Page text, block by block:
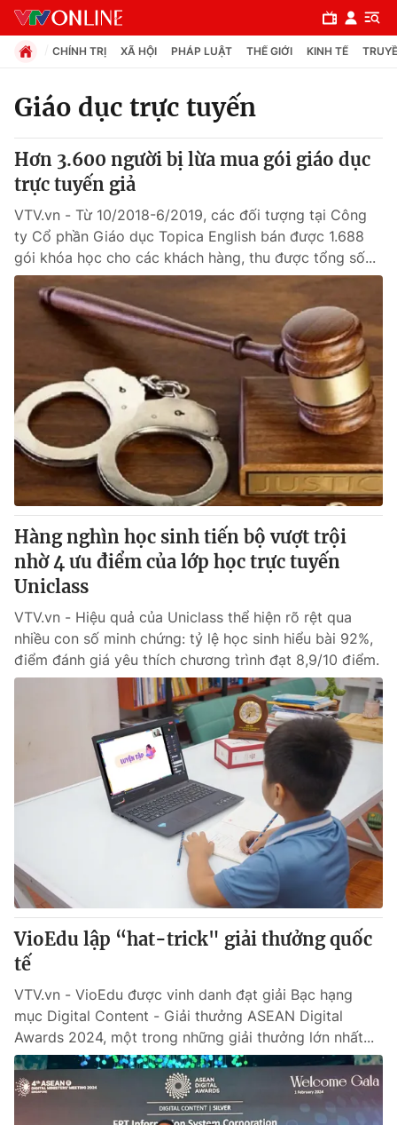
Chuyên mục
Chính trị
Xã hội
Pháp luật
Thế giới
Tin tức
Thế giới đó đây
Câu chuyện quốc tế
Kinh tế
Tài chính
Thị trường
Góc doanh nghiệp
Dữ liệu và đời sống
Truyền hình
Phim VTV
Hậu trường
Nhân vật
Khán giả
Giải trí
Điện ảnh
Âm nhạc
Đời sống
Du lịch
Chất lượng cuộc sống
Học trực tuyến
Công nghệ
Hitech Công nghệ tương lai
Tư vấn
Giao lưu trực tuyến
Chuyên mục khác
Emagazine Podcast
Photo Infographic
Video Shorts video
VTV Money VTV Thể thao
CHÍNH TRỊ XÃ HỘI PHÁP LUẬT THẾ GIỚI KINH TẾ
Giáo dục trực tuyến
Hơn 3.600 người bị lừa mua gói giáo dục
trực tuyến giả
VTV.vn - Từ 10/2018-6/2019, các đối tượng tại Công
ty Cổ phần Giáo dục Topica English bán được 1.688
gói khóa học cho các khách hàng, thu được tổng số...
Hàng nghìn học sinh tiến bộ vượt trội
nhờ 4 ưu điểm của lớp học trực tuyến
Uniclass
VTV.vn - Hiệu quả của Uniclass thể hiện rõ rệt qua
nhiều con số minh chứng: tỷ lệ học sinh hiểu bài 92%,
điểm đánh giá yêu thích chương trình đạt 8,9/10 điểm.
VioEdu lập “hat-trick" giải thưởng quốc
tế
VTV.vn - VioEdu được vinh danh đạt giải Bạc hạng
mục Digital Content - Giải thưởng ASEAN Digital
Awards 2024, một trong những giải thưởng lớn nhất...